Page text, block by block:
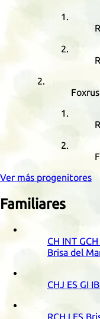
Ver más progenitores
Familiares
CH INT GCH
Brisa del
CHJ ES GI IB
RCHJ ES